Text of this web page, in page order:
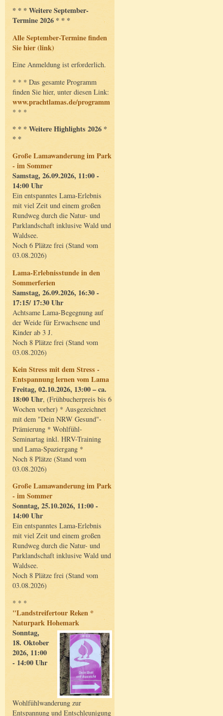
* * * Weitere September-
Termine 2026 * * *
Alle September-Termine finden
Sie hier (link)
Eine Anmeldung ist erforderlich.
* * * Das gesamte Programm
finden Sie hier, unter diesen Link:
www.prachtlamas.de/programm
* * *
* * * Weitere Highlights 2026 *
* *
Große Lamawanderung im Park
- im Sommer
Samstag, 26.09.2026, 11:00 -
14:00 Uhr
Ein entspanntes Lama-Erlebnis
mit viel Zeit und einem großen
Rundweg durch die Natur- und
Parklandschaft inklusive Wald und
Waldsee.
Noch 6 Plätze frei (Stand vom
03.08.2026)
Lama-Erlebnisstunde in den
Sommerferien
Samstag, 26.09.2026, 16:30 -
17:15/ 17:30 Uhr
Achtsame Lama-Begegnung auf
der Weide für Erwachsene und
Kinder ab 3 J.
Noch 8 Plätze frei (Stand vom
03.08.2026)
Kein Stress mit dem Stress -
Entspannung lernen vom Lama
Freitag, 02.10.2026, 13:00 – ca.
18:00 Uhr, (Frühbucherpreis bis 6
Wochen vorher) * Ausgezeichnet
mit dem "Dein NRW Gesund"-
Prämierung * Wohlfühl-
Seminartag inkl. HRV-Training
und Lama-Spaziergang *
Noch 8 Plätze (Stand vom
03.08.2026)
Große Lamawanderung im Park
- im Sommer
Sonntag, 25.10.2026, 11:00 -
14:00 Uhr
Ein entspanntes Lama-Erlebnis
mit viel Zeit und einem großen
Rundweg durch die Natur- und
Parklandschaft inklusive Wald und
Waldsee.
Noch 8 Plätze frei (Stand vom
03.08.2026)
* * *
"Landstreifertour Reken *
Naturpark Hohemark
Sonntag,
18. Oktober
2026, 11:00
- 14:00 Uhr
Wohlfühlwanderung zur
Entspannung und Entschleunigung